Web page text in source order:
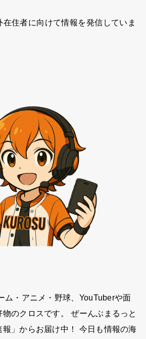
住者に向けて情報を発信していま
ム・アニメ・野球、YouTuberや面
のクロスです。 ぜーんぶまるっと
報」からお届け中！ 今日も情報の海